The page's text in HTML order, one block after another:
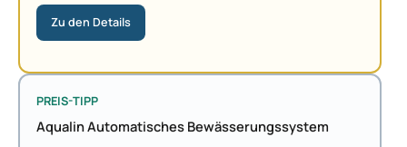
Zu den Details
PREIS-TIPP
Aqualin Automatisches Bewässerungssystem